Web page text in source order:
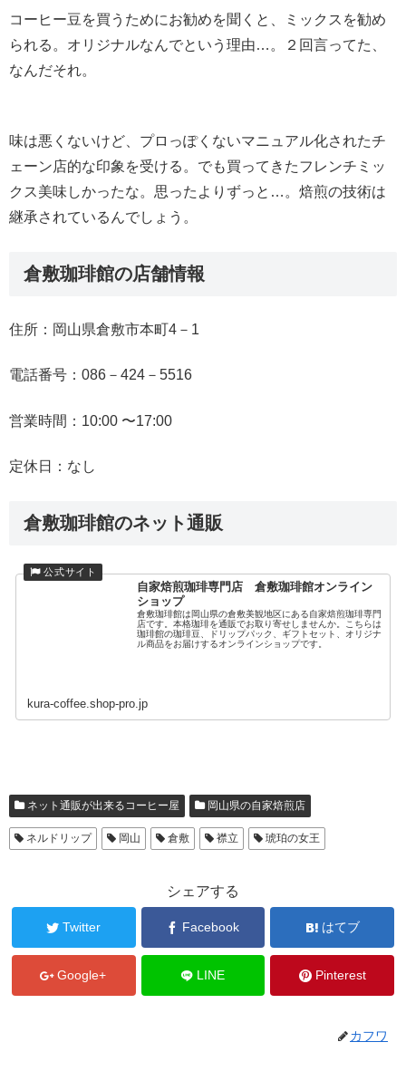
コーヒー豆を買うためにお勧めを聞くと、ミックスを勧め
られる。オリジナルなんでという理由…。２回言ってた、
なんだそれ。
味は悪くないけど、プロっぽくないマニュアル化されたチ
ェーン店的な印象を受ける。でも買ってきたフレンチミッ
クス美味しかったな。思ったよりずっと…。焙煎の技術は
継承されているんでしょう。
倉敷珈琲館の店舗情報
住所：岡山県倉敷市本町4－1
電話番号：086－424－5516
営業時間：10:00 〜17:00
定休日：なし
倉敷珈琲館のネット通販
自家焙煎珈琲専門店 倉敷珈琲館オンライン
ショップ
倉敷珈琲館は岡山県の倉敷美観地区にある自家焙煎珈琲専門
店です。本格珈琲を通販でお取り寄せしませんか。こちらは
珈琲館の珈琲豆、ドリップパック、ギフトセット、オリジナ
ル商品をお届けするオンラインショップです。
kura-coffee.shop-pro.jp
ネット通販が出来るコーヒー屋 岡山県の自家焙煎店
ネルドリップ 岡山 倉敷 襟立 琥珀の女王
シェアする
Twitter Facebook はてブ
Google+ LINE Pinterest
カフワ